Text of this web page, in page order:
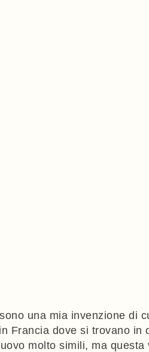
una mia invenzione di
Francia dove si trovano
molto simili, ma